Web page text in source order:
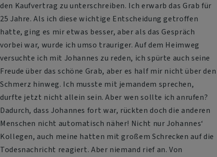
den Kaufvertrag zu unterschreiben. Ich erwarb das Grab für
25 Jahre. Als ich diese wichtige Entscheidung getroffen
hatte, ging es mir etwas besser, aber als das Gespräch
vorbei war, wurde ich umso trauriger. Auf dem Heimweg
versuchte ich mit Johannes zu reden, ich spürte auch seine
Freude über das schöne Grab, aber es half mir nicht über den
Schmerz hinweg. Ich musste mit jemandem sprechen,
durfte jetzt nicht allein sein. Aber wen sollte ich anrufen?
Dadurch, dass Johannes fort war, rückten doch die anderen
Menschen nicht automatisch näher! Nicht nur Johannes‘
Kollegen, auch meine hatten mit großem Schrecken auf die
Todesnachricht reagiert. Aber niemand rief an. Von